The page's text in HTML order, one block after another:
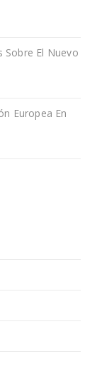
Sobre El Nuevo
Europea En